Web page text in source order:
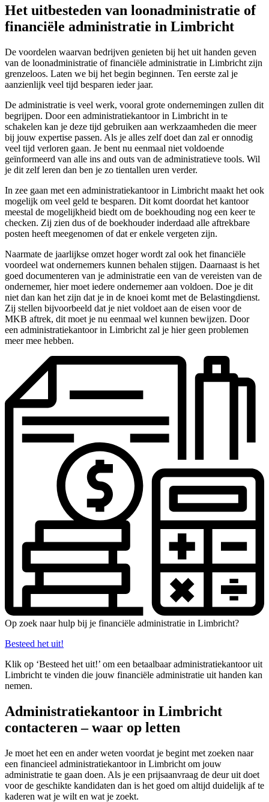
Het uitbesteden van loonadministratie of
financiële administratie in Limbricht
De voordelen waarvan bedrijven genieten bij het uit handen geven
van de loonadministratie of financiële administratie in Limbricht zijn
grenzeloos. Laten we bij het begin beginnen. Ten eerste zal je
aanzienlijk veel tijd besparen ieder jaar.
De administratie is veel werk, vooral grote ondernemingen zullen dit
begrijpen. Door een administratiekantoor in Limbricht in te
schakelen kan je deze tijd gebruiken aan werkzaamheden die meer
bij jouw expertise passen. Als je alles zelf doet dan zal er onnodig
veel tijd verloren gaan. Je bent nu eenmaal niet voldoende
geïnformeerd van alle ins and outs van de administratieve tools. Wil
je dit zelf leren dan ben je zo tientallen uren verder.
In zee gaan met een administratiekantoor in Limbricht maakt het ook
mogelijk om veel geld te besparen. Dit komt doordat het kantoor
meestal de mogelijkheid biedt om de boekhouding nog een keer te
checken. Zij zien dus of de boekhouder inderdaad alle aftrekbare
posten heeft meegenomen of dat er enkele vergeten zijn.
Naarmate de jaarlijkse omzet hoger wordt zal ook het financiële
voordeel wat ondernemers kunnen behalen stijgen. Daarnaast is het
goed documenteren van je administratie een van de vereisten van de
ondernemer, hier moet iedere ondernemer aan voldoen. Doe je dit
niet dan kan het zijn dat je in de knoei komt met de Belastingdienst.
Zij stellen bijvoorbeeld dat je niet voldoet aan de eisen voor de
MKB aftrek, dit moet je nu eenmaal wel kunnen bewijzen. Door
een administratiekantoor in Limbricht zal je hier geen problemen
meer mee hebben.
Op zoek naar hulp bij je financiële administratie in Limbricht?
Besteed het uit!
Klik op ‘Besteed het uit!’ om een betaalbaar administratiekantoor uit
Limbricht te vinden die jouw financiële administratie uit handen kan
nemen.
Administratiekantoor in Limbricht
contacteren – waar op letten
Je moet het een en ander weten voordat je begint met zoeken naar
een financieel administratiekantoor in Limbricht om jouw
administratie te gaan doen. Als je een prijsaanvraag de deur uit doet
voor de geschikte kandidaten dan is het goed om altijd duidelijk af te
kaderen wat je wilt en wat je zoekt.